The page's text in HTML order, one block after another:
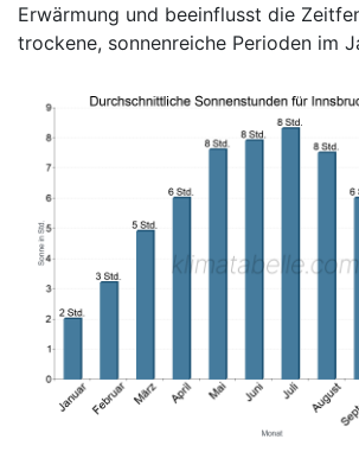
Erwärmung und beeinflusst die
trockene, sonnenreiche Perioden im